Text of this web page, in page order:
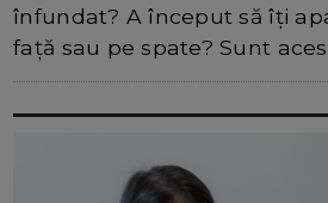
înfundat? A început să îți
față sau pe spate? Sunt